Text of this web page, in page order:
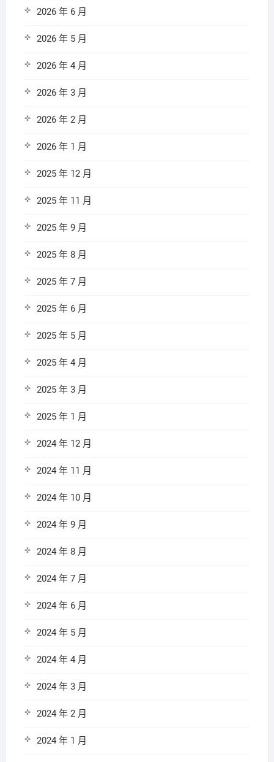
2026 年 6 月
2026 年 5 月
2026 年 4 月
2026 年 3 月
2026 年 2 月
2026 年 1 月
2025 年 12 月
2025 年 11 月
2025 年 9 月
2025 年 8 月
2025 年 7 月
2025 年 6 月
2025 年 5 月
2025 年 4 月
2025 年 3 月
2025 年 1 月
2024 年 12 月
2024 年 11 月
2024 年 10 月
2024 年 9 月
2024 年 8 月
2024 年 7 月
2024 年 6 月
2024 年 5 月
2024 年 4 月
2024 年 3 月
2024 年 2 月
2024 年 1 月